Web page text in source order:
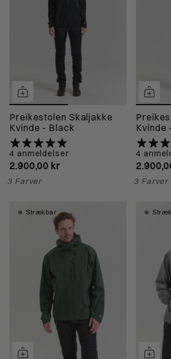
Preikestolen Skaljakke
Kvinde - Black
4 anmeldelser
2.900,00 kr
3 Farver
Kvinde
4
3 Farver
Strækbar